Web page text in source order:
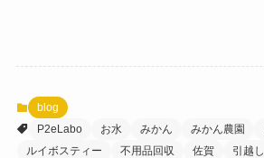
blog
P2eLabo
お水 みかん みかん農園
ルイボスティー
不用品回収 佐賀 引越し